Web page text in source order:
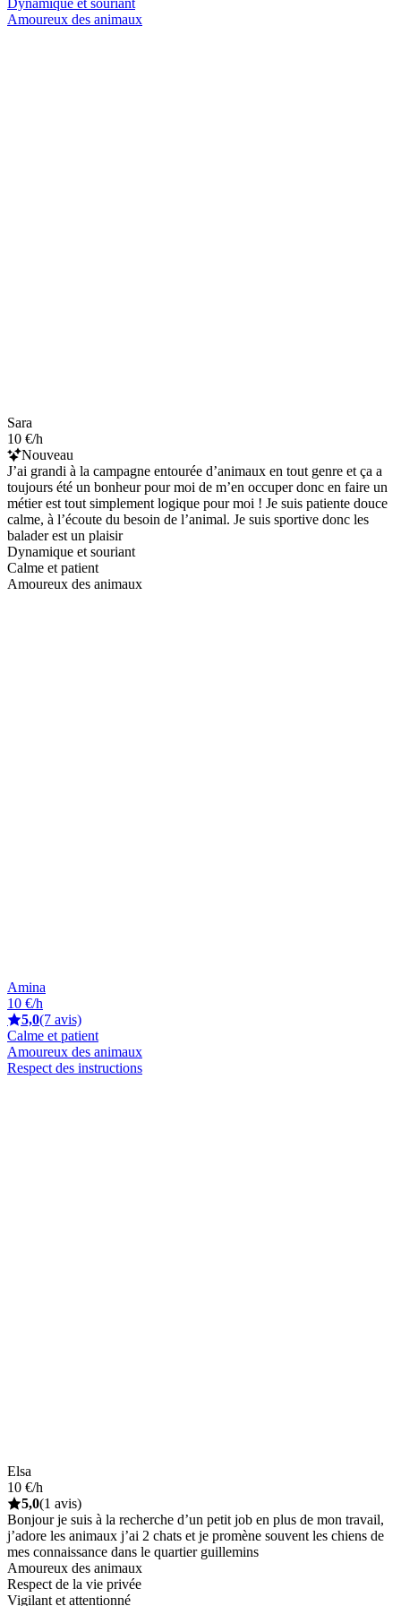
Amoureux des animaux
Sara
10 €/h
Nouveau
J’ai grandi à la campagne entourée d’animaux en tout genre et ça a
toujours été un bonheur pour moi de m’en occuper donc en faire un
métier est tout simplement logique pour moi ! Je suis patiente douce
calme, à l’écoute du besoin de l’animal. Je suis sportive donc les
balader est un plaisir
Dynamique et souriant
Calme et patient
Amoureux des animaux
Amina
10 €/h
5,0(7 avis)
Calme et patient
Amoureux des animaux
Respect des instructions
Elsa
10 €/h
5,0(1 avis)
Bonjour je suis à la recherche d’un petit job en plus de mon travail,
j’adore les animaux j’ai 2 chats et je promène souvent les chiens de
mes connaissance dans le quartier guillemins
Amoureux des animaux
Respect de la vie privée
Vigilant et attentionné